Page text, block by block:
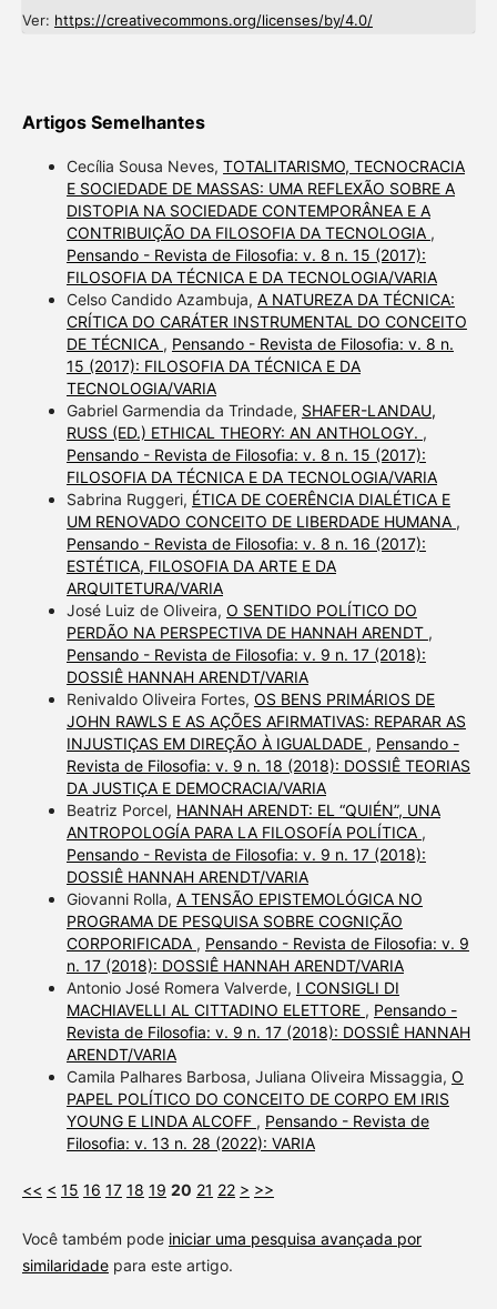
Ver: https://creativecommons.org/licenses/by/4.0/
Artigos Semelhantes
Cecília Sousa Neves, TOTALITARISMO, TECNOCRACIA
E SOCIEDADE DE MASSAS: UMA REFLEXÃO SOBRE A
DISTOPIA NA SOCIEDADE CONTEMPORÂNEA E A
CONTRIBUIÇÃO DA FILOSOFIA DA TECNOLOGIA ,
Pensando - Revista de Filosofia: v. 8 n. 15 (2017):
FILOSOFIA DA TÉCNICA E DA TECNOLOGIA/VARIA
Celso Candido Azambuja, A NATUREZA DA TÉCNICA:
CRÍTICA DO CARÁTER INSTRUMENTAL DO CONCEITO
DE TÉCNICA , Pensando - Revista de Filosofia: v. 8 n.
15 (2017): FILOSOFIA DA TÉCNICA E DA
TECNOLOGIA/VARIA
Gabriel Garmendia da Trindade, SHAFER-LANDAU,
RUSS (ED.) ETHICAL THEORY: AN ANTHOLOGY. ,
Pensando - Revista de Filosofia: v. 8 n. 15 (2017):
FILOSOFIA DA TÉCNICA E DA TECNOLOGIA/VARIA
Sabrina Ruggeri, ÉTICA DE COERÊNCIA DIALÉTICA E
UM RENOVADO CONCEITO DE LIBERDADE HUMANA ,
Pensando - Revista de Filosofia: v. 8 n. 16 (2017):
ESTÉTICA, FILOSOFIA DA ARTE E DA
ARQUITETURA/VARIA
José Luiz de Oliveira, O SENTIDO POLÍTICO DO
PERDÃO NA PERSPECTIVA DE HANNAH ARENDT ,
Pensando - Revista de Filosofia: v. 9 n. 17 (2018):
DOSSIÊ HANNAH ARENDT/VARIA
Renivaldo Oliveira Fortes, OS BENS PRIMÁRIOS DE
JOHN RAWLS E AS AÇÕES AFIRMATIVAS: REPARAR AS
INJUSTIÇAS EM DIREÇÃO À IGUALDADE , Pensando -
Revista de Filosofia: v. 9 n. 18 (2018): DOSSIÊ TEORIAS
DA JUSTIÇA E DEMOCRACIA/VARIA
Beatriz Porcel, HANNAH ARENDT: EL “QUIÉN”, UNA
ANTROPOLOGÍA PARA LA FILOSOFÍA POLÍTICA ,
Pensando - Revista de Filosofia: v. 9 n. 17 (2018):
DOSSIÊ HANNAH ARENDT/VARIA
Giovanni Rolla, A TENSÃO EPISTEMOLÓGICA NO
PROGRAMA DE PESQUISA SOBRE COGNIÇÃO
CORPORIFICADA , Pensando - Revista de Filosofia: v. 9
n. 17 (2018): DOSSIÊ HANNAH ARENDT/VARIA
Antonio José Romera Valverde, I CONSIGLI DI
MACHIAVELLI AL CITTADINO ELETTORE , Pensando -
Revista de Filosofia: v. 9 n. 17 (2018): DOSSIÊ HANNAH
ARENDT/VARIA
Camila Palhares Barbosa, Juliana Oliveira Missaggia, O
PAPEL POLÍTICO DO CONCEITO DE CORPO EM IRIS
YOUNG E LINDA ALCOFF , Pensando - Revista de
Filosofia: v. 13 n. 28 (2022): VARIA
<< < 15 16 17 18 19 20 21 22 > >>
Você também pode iniciar uma pesquisa avançada por
similaridadepara este artigo.